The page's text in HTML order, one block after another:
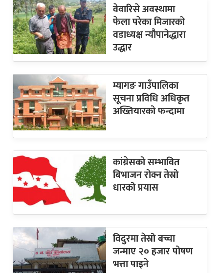
वेवारिसे अवस्थामा
फेला परेका मिजारको
वडाध्यक्ष न्यौपानेद्धारा
उद्धार
म्यागङ गाउँपालिका
सूचना प्रविधि अधिकृत
अख्तियारको फन्दामा
कांग्रेसको सम्भावित
बिभाजन रोक्न तेस्रो
धारको प्रयास
विदुरमा तेस्रो बच्चा
जन्माए २० हजार पोषण
भत्ता पाइने